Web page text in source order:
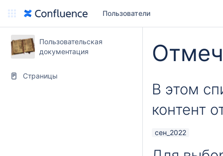
Пользователи
Пользовательская
документация
Страницы
В этом
контент
сен_2022